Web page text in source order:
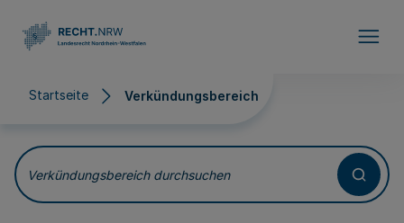
Startseite Verkündungsbereich
Verkündungsbereich
Verkündungsbereich durchsuchen